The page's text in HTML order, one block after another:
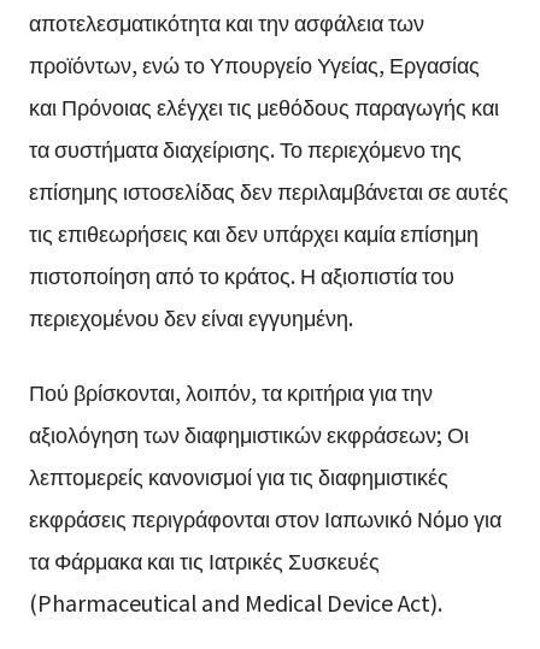
αποτελεσματικότητα και την ασφάλεια των
προϊόντων, ενώ το Υπουργείο Υγείας, Εργασίας
και Πρόνοιας ελέγχει τις μεθόδους παραγωγής και
τα συστήματα διαχείρισης. Το περιεχόμενο της
επίσημης ιστοσελίδας δεν περιλαμβάνεται σε αυτές
τις επιθεωρήσεις και δεν υπάρχει καμία επίσημη
πιστοποίηση από το κράτος. Η αξιοπιστία του
περιεχομένου δεν είναι εγγυημένη.
Πού βρίσκονται, λοιπόν, τα κριτήρια για την
αξιολόγηση των διαφημιστικών εκφράσεων; Οι
λεπτομερείς κανονισμοί για τις διαφημιστικές
εκφράσεις περιγράφονται στον Ιαπωνικό Νόμο για
τα Φάρμακα και τις Ιατρικές Συσκευές
(Pharmaceutical and Medical Device Act).